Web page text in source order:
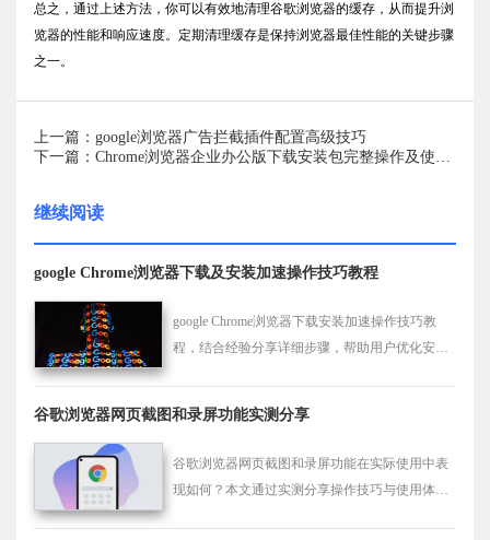
总之，通过上述方法，你可以有效地清理谷歌浏览器的缓存，从而提升浏
览器的性能和响应速度。定期清理缓存是保持浏览器最佳性能的关键步骤
之一。
上一篇：google浏览器广告拦截插件配置高级技巧
下一篇：Chrome浏览器企业办公版下载安装包完整操作及使用方法
继续阅读
google Chrome浏览器下载及安装加速操作技巧教程
google Chrome浏览器下载安装加速操作技巧教
程，结合经验分享详细步骤，帮助用户优化安装
谷歌浏览器网页截图和录屏功能实测分享
谷歌浏览器网页截图和录屏功能在实际使用中表
现如何？本文通过实测分享操作技巧与使用体